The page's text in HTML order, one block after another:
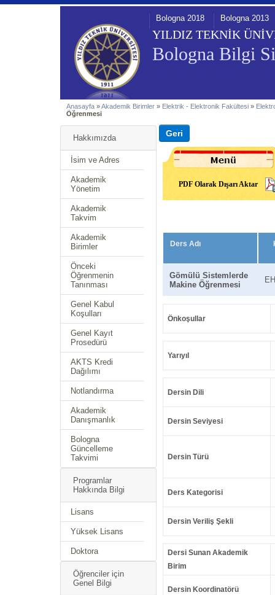
YILDIZ TEKNİK
Bologna Bilgi
Bologna 2018 Bologna 2013
Anasayfa »Akademik Birimler » Elektrik - Elektronik Fakültesi »
Öğrenmesi
Hakkımızda
İsim ve Adres
Akademik
Yönetim
Akademik
Takvim
Akademik
Birimler
Önceki
Öğrenmenin
Tanınması
Genel Kabul
Koşulları
Genel Kayıt
Prosedürü
AKTS Kredi
Dağılımı
Notlandırma
Akademik
Danışmanlık
Bologna
Güncelleme
Takvimi
Programlar
Hakkında Bilgi
Lisans
Yüksek Lisans
Doktora
Öğrenciler için
Genel Bilgi
PDF Olarak Dışarı Aktar
Ders Adı
Gömülü Sistemlerde
Makine Öğrenmesi
Önkoşullar
Yarıyıl
Dersin Dili
Dersin Seviyesi
Dersin Türü
Ders Kategorisi
Dersin Veriliş Şekli
Dersi Sunan Akademik
Birim
Dersin Koordinatörü